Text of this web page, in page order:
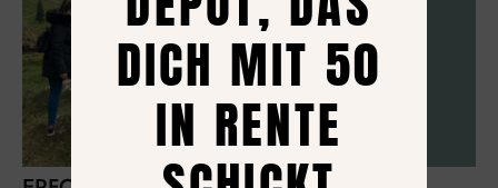
DICH MIT 50
IN RENTE